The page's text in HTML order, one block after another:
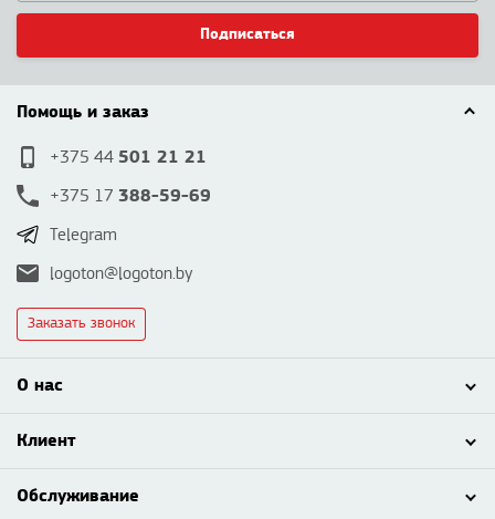
Подписаться
Помощь и заказ
+375 44 501 21 21
+375 17 388-59-69
Telegram
logoton@logoton.by
Заказать звонок
О нас
Клиент
Обслуживание